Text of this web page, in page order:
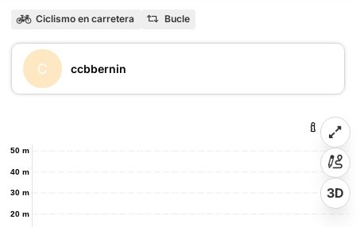
Ciclismo en carretera Bucle
C ccbbernin
20 m
30 m
40 m
50 m
3D